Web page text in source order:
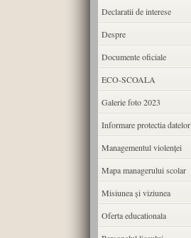
Declaratii de interese
Despre
Documente oficiale
ECO-SCOALA
Galerie foto 2023
Informare protectia datelor
Managementul violenței
Mapa managerului scolar
Misiunea şi viziunea
Oferta educationala